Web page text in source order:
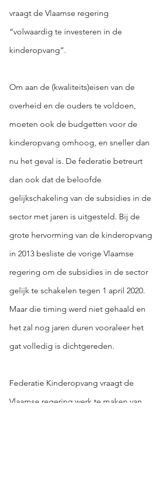
vraagt de Vlaamse regering
“volwaardig te investeren in de
kinderopvang”.
Om aan de (kwaliteits)eisen van de
overheid en de ouders te voldoen,
moeten ook de budgetten voor de
kinderopvang omhoog, en sneller dan
nu het geval is. De federatie betreurt
dan ook dat de beloofde
gelijkschakeling van de subsidies in de
sector met jaren is uitgesteld. Bij de
grote hervorming van de kinderopvang
in 2013 besliste de vorige Vlaamse
regering om de subsidies in de sector
gelijk te schakelen tegen 1 april 2020.
Maar die timing werd niet gehaald en
het zal nog jaren duren vooraleer het
gat volledig is dichtgereden.
Federatie Kinderopvang vraagt de
Vlaamse regering werk te maken van